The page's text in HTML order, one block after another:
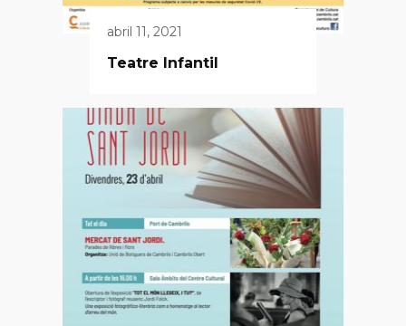
abril 11, 2021
Teatre Infantil